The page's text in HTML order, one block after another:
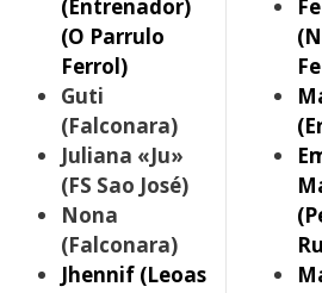
(Entrenador)
(O Parrulo
Ferrol)
Guti
(Falconara)
Juliana «Ju»
(FS Sao José)
Nona
(Falconara)
Jhennif (Leoas
(